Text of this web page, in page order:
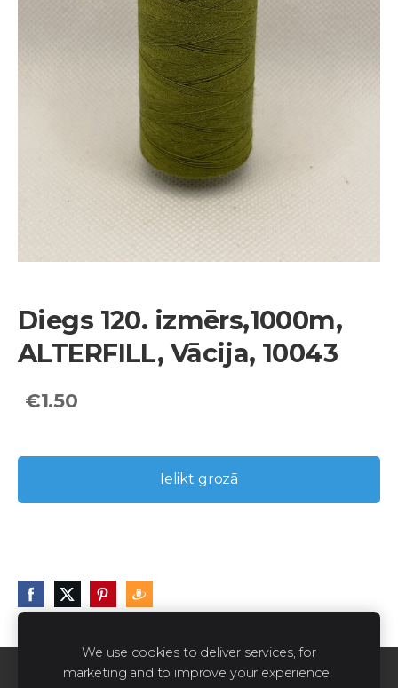
Diegs 120. izmērs,1000m,
ALTERFILL, Vācija, 10043
€1.50
Ielikt grozā
Sīkdatnes
We use cookies to deliver services, for
marketing and to improve your experience.